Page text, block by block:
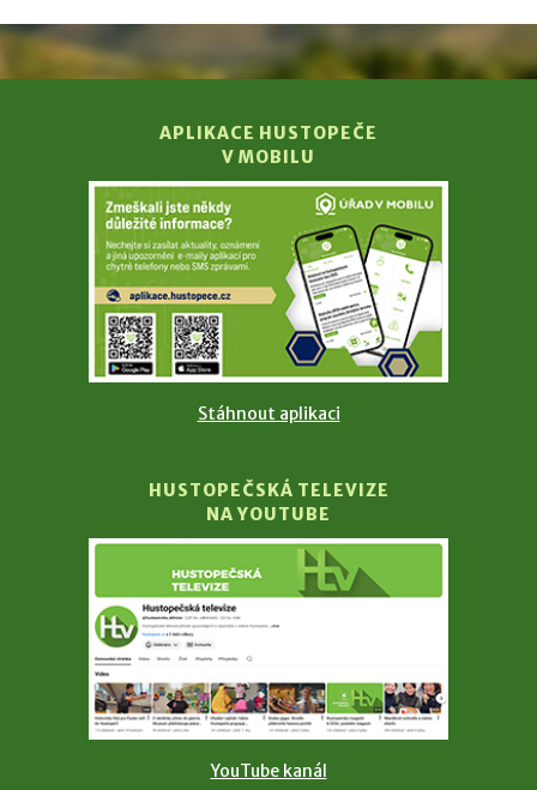
APLIKACE HUSTOPEČE
V MOBILU
Stáhnout aplikaci
HUSTOPEČSKÁ TELEVIZE
NA YOUTUBE
YouTube kanál